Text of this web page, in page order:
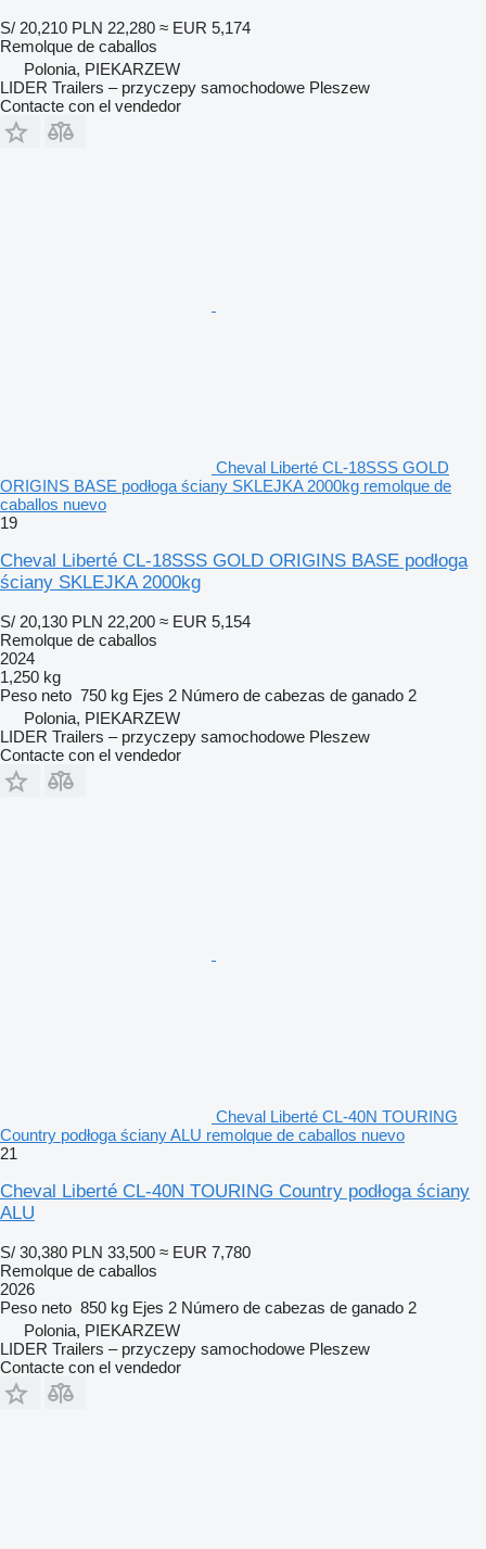
S/ 20,210 PLN 22,280 ≈ EUR 5,174
Remolque de caballos
Polonia, PIEKARZEW
LIDER Trailers – przyczepy samochodowe Pleszew
Contacte con el vendedor
Cheval Liberté CL-18SSS GOLD
ORIGINS BASE podłoga ściany SKLEJKA 2000kg remolque de
caballos nuevo
19
Cheval Liberté CL-18SSS GOLD ORIGINS BASE podłoga
ściany SKLEJKA 2000kg
S/ 20,130 PLN 22,200 ≈ EUR 5,154
Remolque de caballos
2024
1,250 kg
Peso neto 750 kg Ejes 2 Número de cabezas de ganado 2
Polonia, PIEKARZEW
LIDER Trailers – przyczepy samochodowe Pleszew
Contacte con el vendedor
Cheval Liberté CL-40N TOURING
Country podłoga ściany ALU remolque de caballos nuevo
21
Cheval Liberté CL-40N TOURING Country podłoga ściany
ALU
S/ 30,380 PLN 33,500 ≈ EUR 7,780
Remolque de caballos
2026
Peso neto 850 kg Ejes 2 Número de cabezas de ganado 2
Polonia, PIEKARZEW
LIDER Trailers – przyczepy samochodowe Pleszew
Contacte con el vendedor